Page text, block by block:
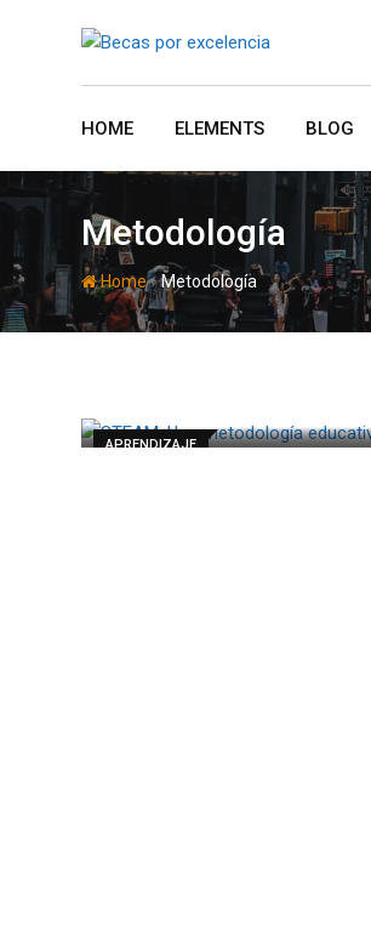
HOME ELEMENTS BLOG
Metodología
Home-Metodología
APRENDIZAJE